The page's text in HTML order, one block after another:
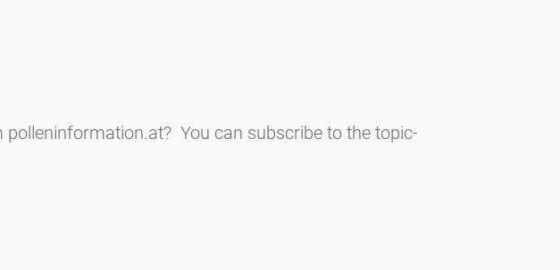
You can subscribe to the topic-